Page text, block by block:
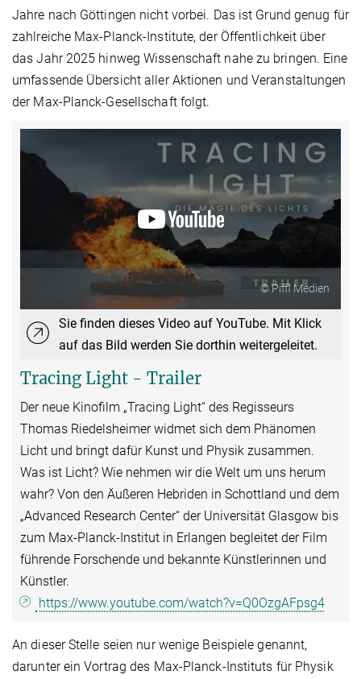
Jahre nach Göttingen nicht vorbei. Das ist Grund genug für
zahlreiche Max-Planck-Institute, der Öffentlichkeit über
das Jahr 2025 hinweg Wissenschaft nahe zu bringen. Eine
umfassende Übersicht aller Aktionen und Veranstaltungen
der Max-Planck-Gesellschaft folgt.
© Piffl Medien
Sie finden dieses Video auf YouTube. Mit Klick
auf das Bild werden Sie dorthin weitergeleitet.
Tracing Light - Trailer
Der neue Kinofilm „Tracing Light“ des Regisseurs
Thomas Riedelsheimer widmet sich dem Phänomen
Licht und bringt dafür Kunst und Physik zusammen.
Was ist Licht? Wie nehmen wir die Welt um uns herum
wahr? Von den Äußeren Hebriden in Schottland und dem
„Advanced Research Center“ der Universität Glasgow bis
zum Max-Planck-Institut in Erlangen begleitet der Film
führende Forschende und bekannte Künstlerinnen und
Künstler.
https://www.youtube.com/watch?v=Q0OzgAFpsg4
An dieser Stelle seien nur wenige Beispiele genannt,
darunter ein Vortrag des Max-Planck-Instituts für Physik